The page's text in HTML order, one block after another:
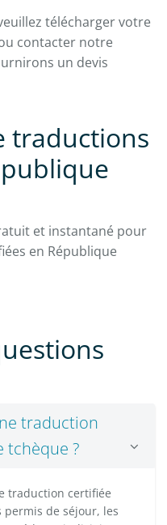
télécharger votre
contacter notre
un devis
traductions
et instantané pour
en République
traduction
tchèque ?
traduction certifiée
permis de séjour, les